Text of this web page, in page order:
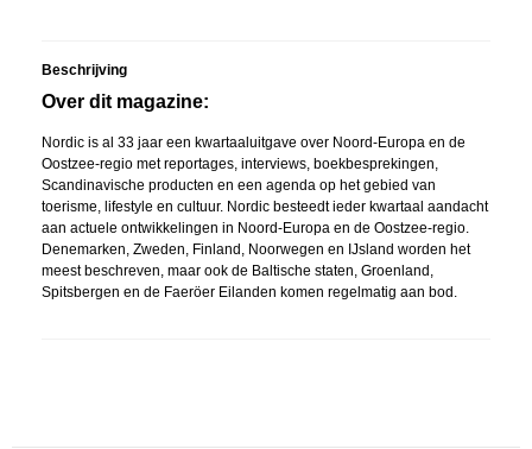
Beschrijving
Over dit magazine:
Nordic is al 33 jaar een kwartaaluitgave over Noord-Europa en de
Oostzee-regio met reportages, interviews, boekbesprekingen,
Scandinavische producten en een agenda op het gebied van
toerisme, lifestyle en cultuur. Nordic besteedt ieder kwartaal aandacht
aan actuele ontwikkelingen in Noord-Europa en de Oostzee-regio.
Denemarken, Zweden, Finland, Noorwegen en IJsland worden het
meest beschreven, maar ook de Baltische staten, Groenland,
Spitsbergen en de Faeröer Eilanden komen regelmatig aan bod.